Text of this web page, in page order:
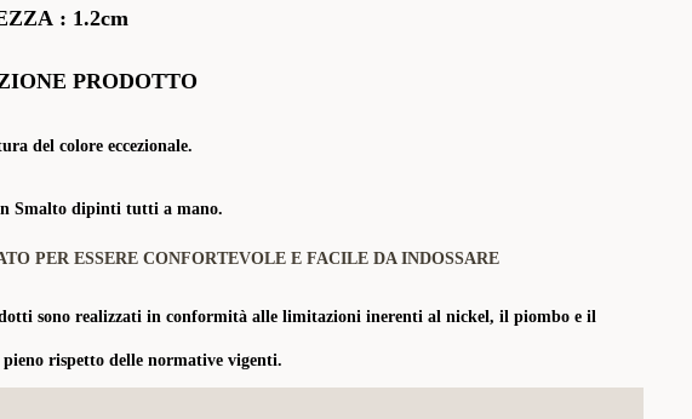
: 1.2cm
PRODOTTO
del colore eccezionale.
Smalto dipinti tutti a mano.
PER ESSERE CONFORTEVOLE E FACILE DA INDOSSARE
sono realizzati in conformità alle limitazioni inerenti al nickel, il piombo e il
rispetto delle normative vigenti.